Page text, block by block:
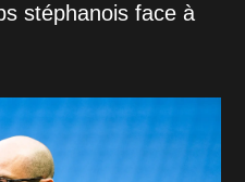
stéphanois face à